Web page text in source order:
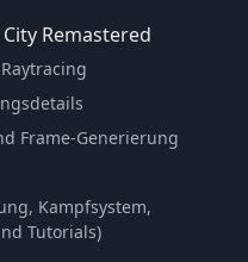
Remastered
Frame-Generierung
Kampfsystem,
Tutorials)